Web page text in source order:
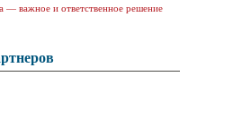
— важное и ответственное решение